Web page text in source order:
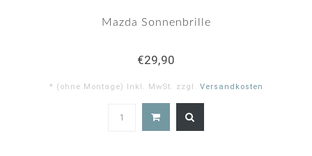
Mazda Sonnenbrille
€29,90
* (ohne Montage) Inkl. MwSt. zzgl. Versandkosten